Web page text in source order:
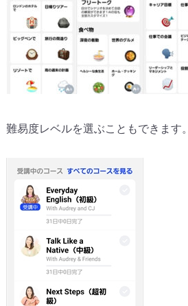
難易度レベルを選ぶこともできます。